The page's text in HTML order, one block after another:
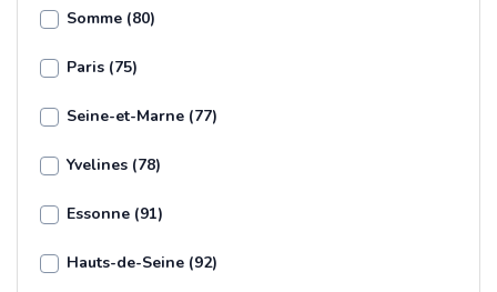
Somme (80)
Paris (75)
Seine-et-Marne (77)
Yvelines (78)
Essonne (91)
Hauts-de-Seine (92)